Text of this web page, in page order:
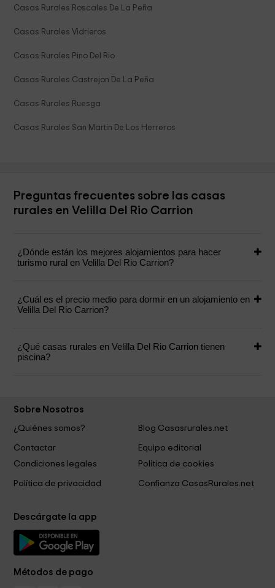
Casas Rurales Roscales De La Peña
Casas Rurales Vidrieros
Casas Rurales Pino Del Rio
Casas Rurales Castrejon De La Peña
Casas Rurales Ruesga
Casas Rurales San Martin De Los Herreros
Preguntas frecuentes sobre las casas
rurales en Velilla Del Rio Carrion
¿Dónde están los mejores alojamientos para hacer
turismo rural en Velilla Del Rio Carrion?
¿Cuál es el precio medio para dormir en un alojamiento en
Velilla Del Rio Carrion?
¿Qué casas rurales en Velilla Del Rio Carrion tienen
piscina?
Sobre Nosotros
¿Quiénes somos?
Blog Casasrurales.net
Contactar
Equipo editorial
Condiciones legales
Política de cookies
Política de privacidad Confianza CasasRurales.net
Descárgate la app
Métodos de pago